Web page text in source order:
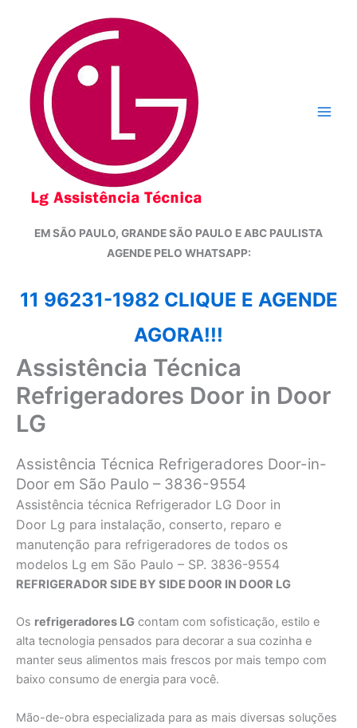
conteúdo
EM SÃO PAULO, GRANDE SÃO PAULO E ABC PAULISTA
AGENDE PELO WHATSAPP:
11 96231-1982 CLIQUE E AGENDE
AGORA!!!
Assistência Técnica
Refrigeradores Door in Door
LG
Assistência Técnica Refrigeradores Door-in-
Door em São Paulo – 3836-9554
Assistência técnica Refrigerador LG Door in
Door Lg para instalação, conserto, reparo e
manutenção para refrigeradores de todos os
modelos Lg em São Paulo – SP. 3836-9554
REFRIGERADOR SIDE BY SIDE DOOR IN DOOR LG
Os refrigeradores LG contam com sofisticação, estilo e
alta tecnologia pensados para decorar a sua cozinha e
manter seus alimentos mais frescos por mais tempo com
baixo consumo de energia para você.
Mão-de-obra especializada para as mais diversas soluções